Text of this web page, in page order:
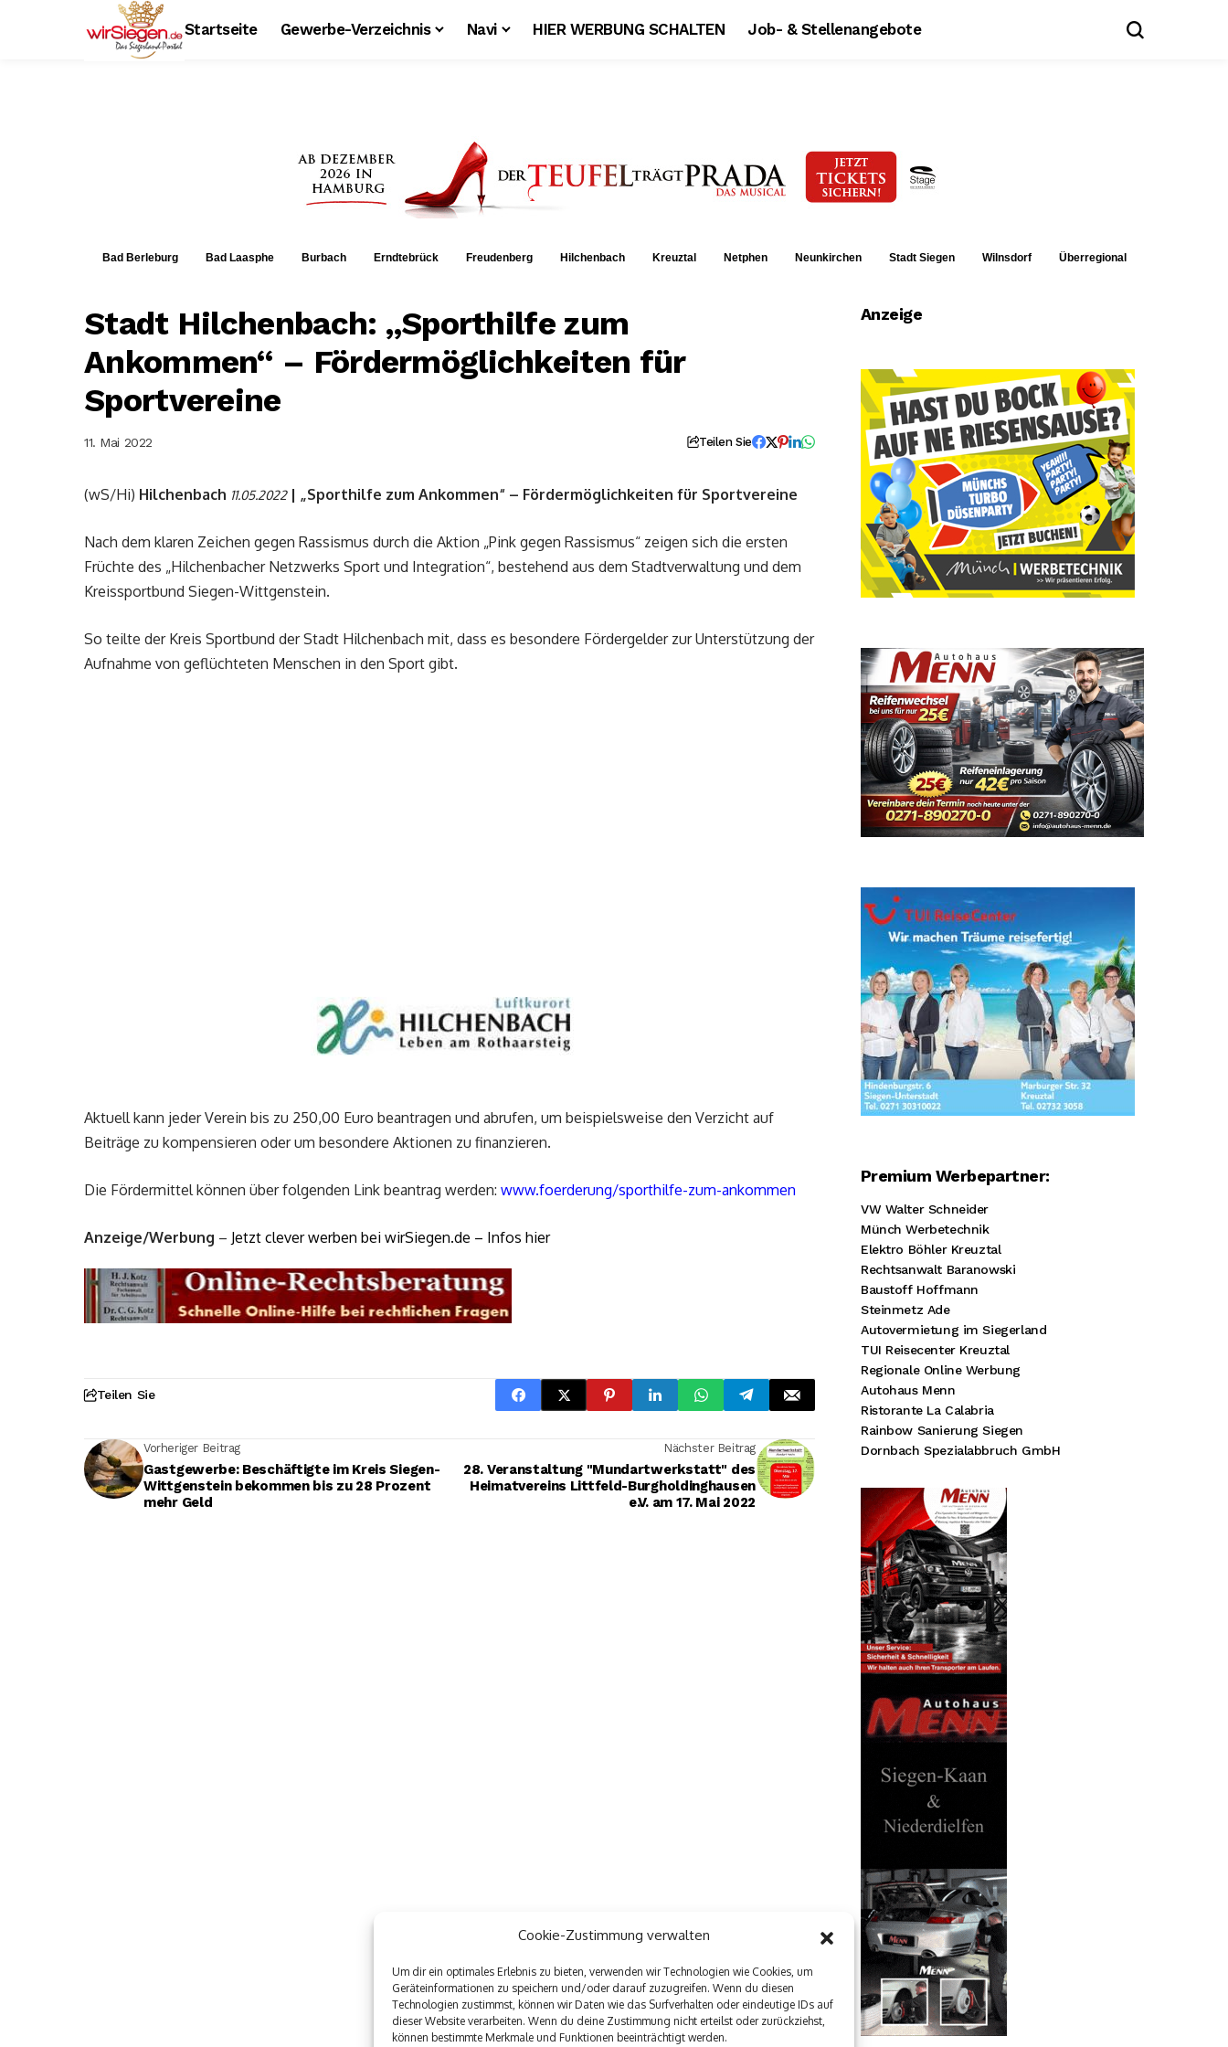
Cookie-Zustimmung verwalten
Um dir ein optimales Erlebnis zu bieten, verwenden wir Technologien wie Cookies, um
Geräteinformationen zu speichern und/oder darauf zuzugreifen. Wenn du diesen
Technologien zustimmst, können wir Daten wie das Surfverhalten oder eindeutige IDs auf
dieser Website verarbeiten. Wenn du deine Zustimmung nicht erteilst oder zurückziehst,
können bestimmte Merkmale und Funktionen beeinträchtigt werden.
Startseite Gewerbe-Verzeichnis Navi HIER WERBUNG SCHALTEN Job- & Stellenangebote
Bad Berleburg Bad Laasphe Burbach Erndtebrück Freudenberg Hilchenbach Kreuztal Netphen Neunkirchen Stadt Siegen Wilnsdorf Überregional
Stadt Hilchenbach: „Sporthilfe zum
Ankommen“ – Fördermöglichkeiten für
Sportvereine
11. Mai 2022 Teilen Sie
(wS/Hi) Hilchenbach 11.05.2022| „Sporthilfe zum Ankommen“ – Fördermöglichkeiten für Sportvereine
Nach dem klaren Zeichen gegen Rassismus durch die Aktion „Pink gegen Rassismus“ zeigen sich die ersten
Früchte des „Hilchenbacher Netzwerks Sport und Integration“, bestehend aus dem Stadtverwaltung und dem
Kreissportbund Siegen-Wittgenstein.
So teilte der Kreis Sportbund der Stadt Hilchenbach mit, dass es besondere Fördergelder zur Unterstützung der
Aufnahme von geflüchteten Menschen in den Sport gibt.
Aktuell kann jeder Verein bis zu 250,00 Euro beantragen und abrufen, um beispielsweise den Verzicht auf
Beiträge zu kompensieren oder um besondere Aktionen zu finanzieren.
Die Fördermittel können über folgenden Link beantrag werden: www.foerderung/sporthilfe-zum-ankommen
Anzeige/Werbung – Jetzt clever werben bei wirSiegen.de – Infos hier
Teilen Sie
Vorheriger Beitrag
Gastgewerbe: Beschäftigte im Kreis Siegen-
Wittgenstein bekommen bis zu 28 Prozent
mehr Geld
Nächster Beitrag
28. Veranstaltung "Mundartwerkstatt" des
Heimatvereins Littfeld-Burgholdinghausen
e.V. am 17. Mai 2022
Anzeige
Premium Werbepartner:
VW Walter Schneider
Münch Werbetechnik
Elektro Böhler Kreuztal
Rechtsanwalt Baranowski
Baustoff Hoffmann
Steinmetz Ade
Autovermietung im Siegerland
TUI Reisecenter Kreuztal
Regionale Online Werbung
Autohaus Menn
Ristorante La Calabria
Rainbow Sanierung Siegen
Dornbach Spezialabbruch GmbH